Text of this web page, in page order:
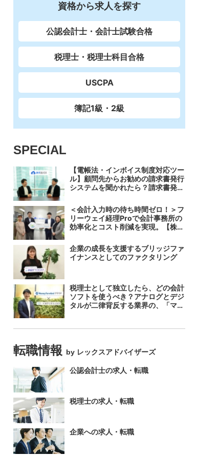
資格から求人を探す
公認会計士・会計士試験合格
税理士・税理士科目合格
USCPA
簿記1級・2級
SPECIAL
【電帳法・インボイス制度対応ツー
ル】顧問先からお勧めの請求書発行
システムを聞かれたら？請求書発行
つのシステムで完結する 「請求
QUICK」の魅力に迫る
＜会計入力時の待ち時間ゼロ！＞フ
リーウェイ経理Proで会計事務所の
効率化とコスト削減を実現。【株式
郷税理士法人（経理宅配便事業
部）】
企業の成長を支援するブリッジファ
イナンスとしてのファクタリング
税理士として独立したら、どの会計
ソフトを使うべき？アナログとデジ
タルが二律背反する業界の、「マネ
転職情報 by レックスアドバイザーズ
公認会計士の求人・転職
税理士の求人・転職
企業への求人・転職